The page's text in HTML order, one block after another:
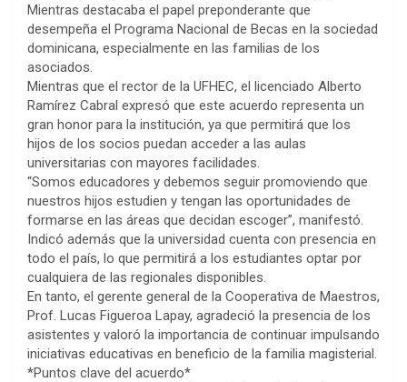
Mientras destacaba el papel preponderante que
desempeña el Programa Nacional de Becas en la sociedad
dominicana, especialmente en las familias de los
asociados.
Mientras que el rector de la UFHEC, el licenciado Alberto
Ramírez Cabral expresó que este acuerdo representa un
gran honor para la institución, ya que permitirá que los
hijos de los socios puedan acceder a las aulas
universitarias con mayores facilidades.
“Somos educadores y debemos seguir promoviendo que
nuestros hijos estudien y tengan las oportunidades de
formarse en las áreas que decidan escoger”, manifestó.
Indicó además que la universidad cuenta con presencia en
todo el país, lo que permitirá a los estudiantes optar por
cualquiera de las regionales disponibles.
En tanto, el gerente general de la Cooperativa de Maestros,
Prof. Lucas Figueroa Lapay, agradeció la presencia de los
asistentes y valoró la importancia de continuar impulsando
iniciativas educativas en beneficio de la familia magisterial.
*Puntos clave del acuerdo*